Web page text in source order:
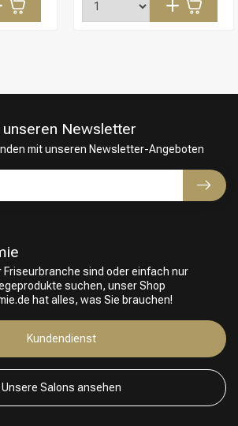
Friseurbranche sind oder einfach nur
suchen, unser Shop
hat alles, was Sie brauchen!
Kundendienst
Unsere Salons ansehen
Newsletter
mit unseren Newsletter-Angeboten